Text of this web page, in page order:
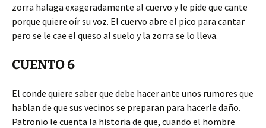
zorra halaga exageradamente al cuervo y le pide que cante
porque quiere oír su voz. El cuervo abre el pico para cantar
pero se le cae el queso al suelo y la zorra se lo lleva.
CUENTO 6
El conde quiere saber que debe hacer ante unos rumores que
hablan de que sus vecinos se preparan para hacerle daño.
Patronio le cuenta la historia de que, cuando el hombre